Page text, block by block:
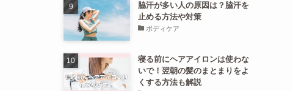
脇汗が多い人の原因は？脇汗を
止める方法や対策
ボディケア
寝る前にヘアアイロンは使わな
いで！翌朝の髪のまとまりをよ
くする方法も解説